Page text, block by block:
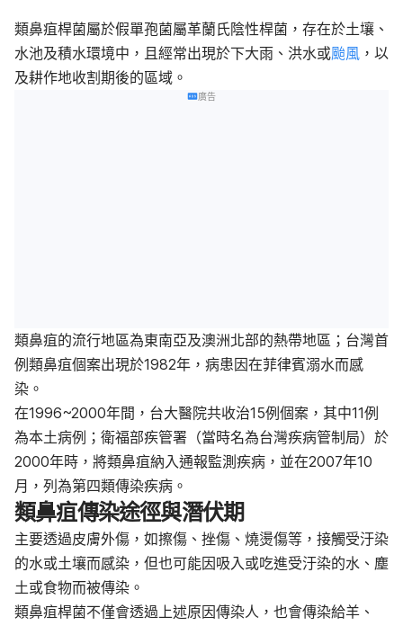
類鼻疽桿菌屬於假單孢菌屬革蘭氏陰性桿菌，存在於土壤、
水池及積水環境中，且經常出現於下大雨、洪水或颱風 ，以
及耕作地收割期後的區域。
廣告
類鼻疽的流行地區為東南亞及澳洲北部的熱帶地區；台灣首
例類鼻疽個案出現於1982年，病患因在菲律賓溺水而感
染。
在1996~2000年間，台大醫院共收治15例個案，其中11例
為本土病例；衛福部疾管署（當時名為台灣疾病管制局）於
2000年時，將類鼻疽納入通報監測疾病，並在2007年10
月，列為第四類傳染疾病。
類鼻疽傳染途徑與潛伏期
主要透過皮膚外傷，如擦傷、挫傷、燒燙傷等，接觸受汙染
的水或土壤而感染，但也可能因吸入或吃進受汙染的水、塵
土或食物而被傳染。
類鼻疽桿菌不僅會透過上述原因傳染人，也會傳染給羊、